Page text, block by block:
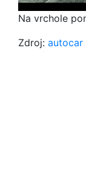
Na vrchole
Zdroj: autocar